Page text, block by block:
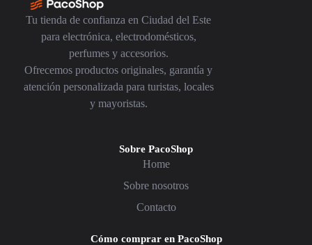
Tu tienda de confianza en Ciudad del Este
para electrónica, electrodomésticos,
perfumes y accesorios.
Ofrecemos productos originales, garantía y
atención personalizada para turistas, locales
y mayoristas.
Sobre PacoShop
Home
Sobre nosotros
Contacto
Cómo comprar en PacoShop